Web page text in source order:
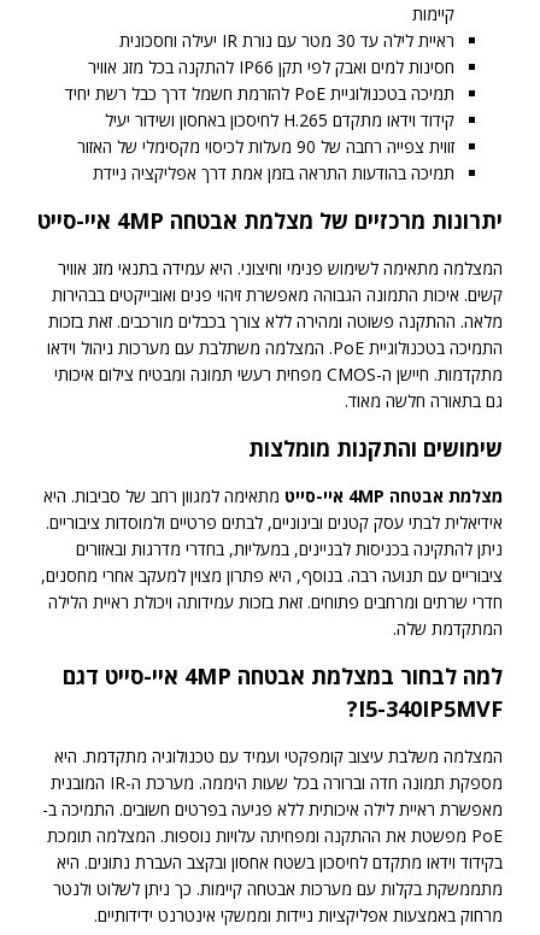
קיימות
ראיית לילה עד 30 מטר עם נורת IR יעילה וחסכונית
חסינות למים ואבק לפי תקן IP66 להתקנה בכל מזג אוויר
תמיכה בטכנולוגיית PoE להזרמת חשמל דרך כבל רשת יחיד
קידוד וידאו מתקדם H.265 לחיסכון באחסון ושידור יעיל
זווית צפייה רחבה של 90 מעלות לכיסוי מקסימלי של האזור
תמיכה בהודעות התראה בזמן אמת דרך אפליקציה ניידת
יתרונות מרכזיים של מצלמת אבטחה 4MP איי-סייט
המצלמה מתאימה לשימוש פנימי וחיצוני. היא עמידה בתנאי מזג אוויר
קשים. איכות התמונה הגבוהה מאפשרת זיהוי פנים ואובייקטים בבהירות
מלאה. ההתקנה פשוטה ומהירה ללא צורך בכבלים מורכבים. זאת בזכות
התמיכה בטכנולוגיית PoE. המצלמה משתלבת עם מערכות ניהול וידאו
מתקדמות. חיישן ה-CMOS מפחית רעשי תמונה ומבטיח צילום איכותי
גם בתאורה חלשה מאוד.
שימושים והתקנות מומלצות
מצלמת אבטחה 4MP איי-סייט
מתאימה למגוון רחב של סביבות. היא
אידיאלית לבתי עסק קטנים ובינוניים, לבתים פרטיים ולמוסדות ציבוריים.
ניתן להתקינה בכניסות לבניינים, במעליות, בחדרי מדרגות ובאזורים
ציבוריים עם תנועה רבה. בנוסף, היא פתרון מצוין למעקב אחרי מחסנים,
חדרי שרתים ומרחבים פתוחים. זאת בזכות עמידותה ויכולת ראיית הלילה
המתקדמת שלה.
למה לבחור במצלמת אבטחה 4MP איי-סייט דגם
I5-340IP5MVF?
המצלמה משלבת עיצוב קומפקטי ועמיד עם טכנולוגיה מתקדמת. היא
מספקת תמונה חדה וברורה בכל שעות היממה. מערכת ה-IR המובנית
מאפשרת ראיית לילה איכותית ללא פגיעה בפרטים חשובים. התמיכה ב-
PoE מפשטת את ההתקנה ומפחיתה עלויות נוספות. המצלמה תומכת
בקידוד וידאו מתקדם לחיסכון בשטח אחסון ובקצב העברת נתונים. היא
מתממשקת בקלות עם מערכות אבטחה קיימות. כך ניתן לשלוט ולנטר
מרחוק באמצעות אפליקציות ניידות וממשקי אינטרנט ידידותיים.